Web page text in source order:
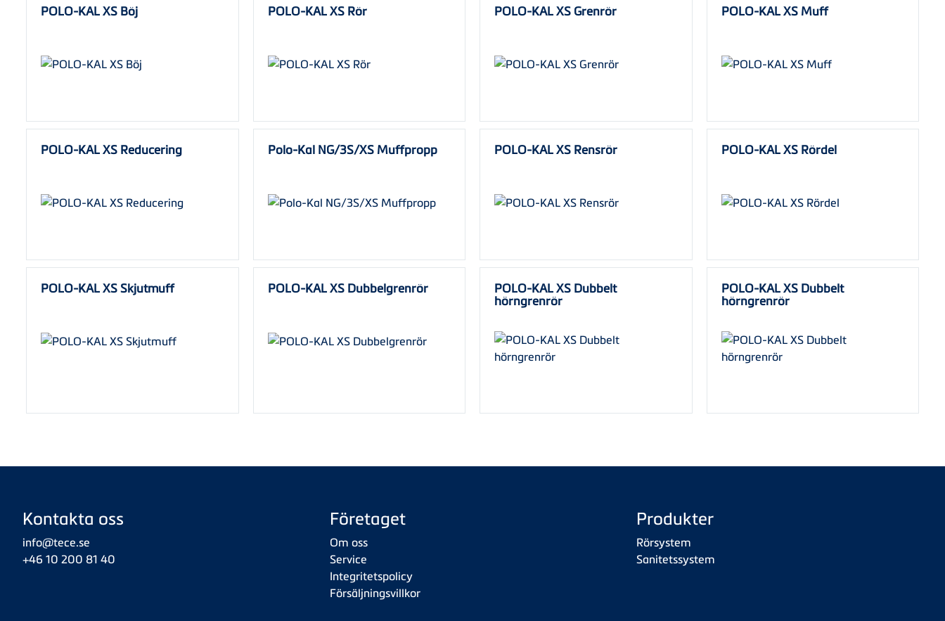
POLO-KAL XS Böj POLO-KAL XS Rör POLO-KAL XS Grenrör POLO-KAL XS Muff
POLO-KAL XS Reducering Polo-Kal NG/3S/XS Muffpropp POLO-KAL XS Rensrör POLO-KAL XS Rördel
POLO-KAL XS Skjutmuff POLO-KAL XS Dubbelgrenrör POLO-KAL XS Dubbelt
hörngrenrör
POLO-KAL XS Dubbelt
hörngrenrör
Kontakta oss
info@tece.se
+46 10 200 81 40
Företaget
Om oss
Service
Integritetspolicy
Försäljningsvillkor
Produkter
Rörsystem
Sanitetssystem